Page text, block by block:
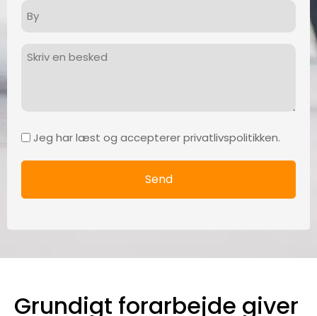
Samtykke
Jeg har læst og accepterer privatlivspolitikken.
Grundigt forarbejde giver